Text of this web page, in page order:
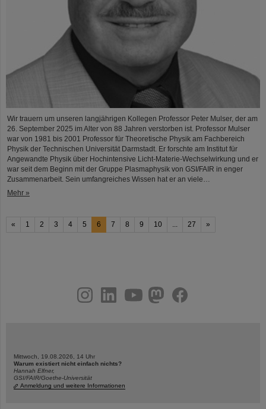
Wir trauern um unseren langjährigen Kollegen Professor Peter Mulser, der am
26. September 2025 im Alter von 88 Jahren verstorben ist. Professor Mulser
war von 1981 bis 2001 Professor für Theoretische Physik am Fachbereich
Physik der Technischen Universität Darmstadt. Er forschte am Institut für
Angewandte Physik über Hochintensive Licht-Materie-Wechselwirkung und er
war seit dem Beginn mit der Gruppe Plasmaphysik von GSI/FAIR in enger
Zusammenarbeit. Sein umfangreiches Wissen hat er an viele…
Mehr »
« 1 2 3 4 5 6 7 8 9 10 27 »
youtubehelmholtz.socialfacebook
Mittwoch, 19.08.2026, 14 Uhr
Warum existiert nicht einfach nichts?
Hannah Elfner,
GSI/FAIR/Goethe-Universität
Anmeldung und weitere Informationen